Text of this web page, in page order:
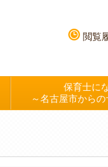
閲覧
保育士に
～名古屋市から